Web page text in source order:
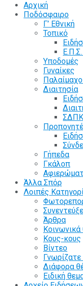
Αρχική
Ποδόσφαιρο
Γ’ Εθνική
Τοπικό
Υποδομές
Γυναίκες
Διαιτησία
Γήπεδα
Γκάλοπ
Άλλα Σπόρ
Λοιπές
Άρθρα
Κους-κους
Βίντεο
Γνωρίζατε
Διάφορα
Ειδική